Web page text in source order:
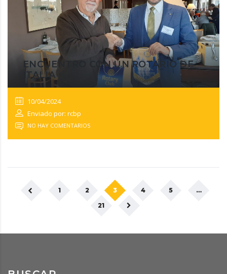
ENCUENTRO CON UN ROTARIO DE
ITALIA
10/04/2024
Enviado por: rcbp
NO HAY COMENTARIOS
1 2 3 4 5
…
21